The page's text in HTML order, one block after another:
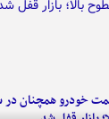
خودرو همچنان